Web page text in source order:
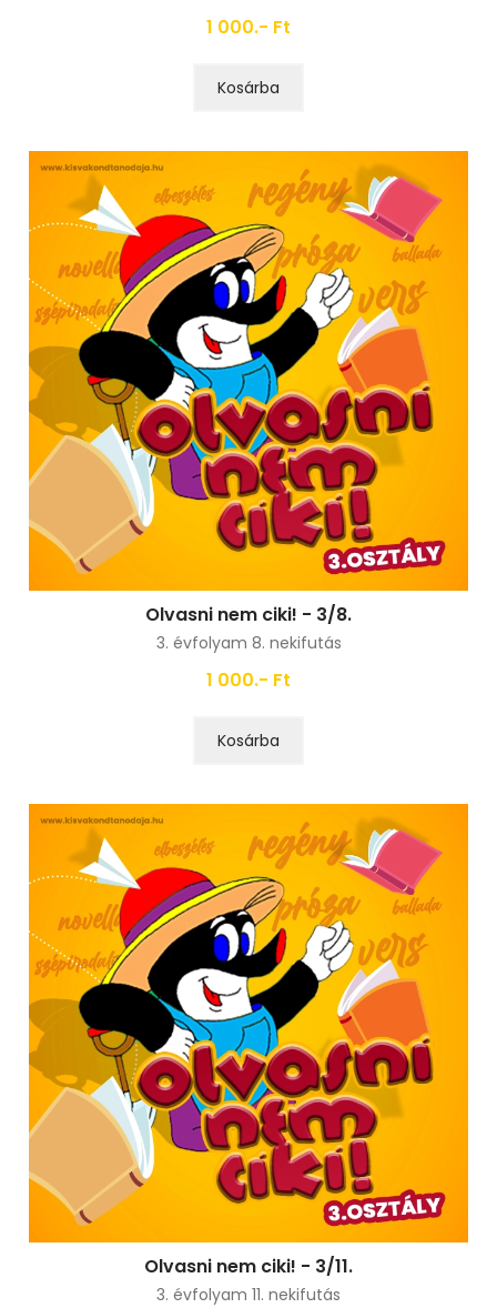
1 000.- Ft
Kosárba
Olvasni nem ciki! - 3/8.
3. évfolyam 8. nekifutás
1 000.- Ft
Kosárba
Olvasni nem ciki! - 3/11.
3. évfolyam 11. nekifutás